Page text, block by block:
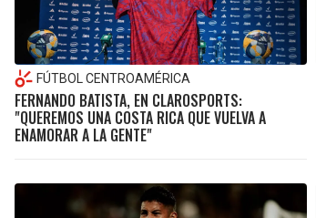
FÚTBOL CENTROAMÉRICA
FERNANDO BATISTA, EN CLAROSPORTS:
"QUEREMOS UNA COSTA RICA QUE VUELVA A
ENAMORAR A LA GENTE"